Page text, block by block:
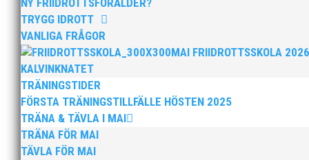
NY FRIIDROTTSFÖRÄLDER?
TRYGG IDROTT
VANLIGA FRÅGOR
MAI FRIIDROTTSSKOLA 2026
KALVINKNATET
TRÄNINGSTIDER
FÖRSTA TRÄNINGSTILLFÄLLE HÖSTEN 2025
TRÄNA & TÄVLA I MAI
TRÄNA FÖR MAI
TÄVLA FÖR MAI
När väl all statistik och anmälningar
bokas resa. Allas vår Micke ringde mig på
gått att boka resa innan man visste vilka
årsbästa skulle få vara med och göra upp om